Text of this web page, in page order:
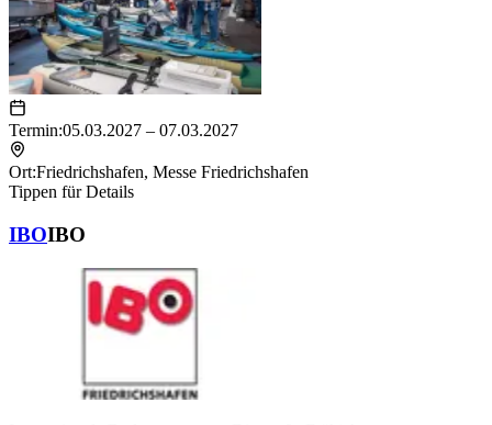
Termin:05.03.2027 – 07.03.2027
Ort:Friedrichshafen, Messe Friedrichshafen
Tippen für Details
IBOIBO